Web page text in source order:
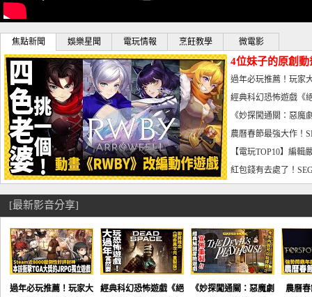
焦點新聞 娛樂星聞 電玩情報 烹飪教學 微電影
4位妹子的原創
曝光_電玩宅速配
過年必玩推薦！玩家
宅速配20230126
經典科幻恐怖遊戲《
懼體驗-電玩宅速配
《妙探闖通關：惡
到!!-電玩宅速配
農曆春節最強大作！
電玩宅速配20230123
【電玩TOP10】編
了，封面圖直接雷你
紅包錢有去處了！
宅速配20230119
[最新影音分享]
過年必玩推薦！玩家大
經典科幻恐怖遊戲《絕
《妙探闖通關：惡魔劇
農曆